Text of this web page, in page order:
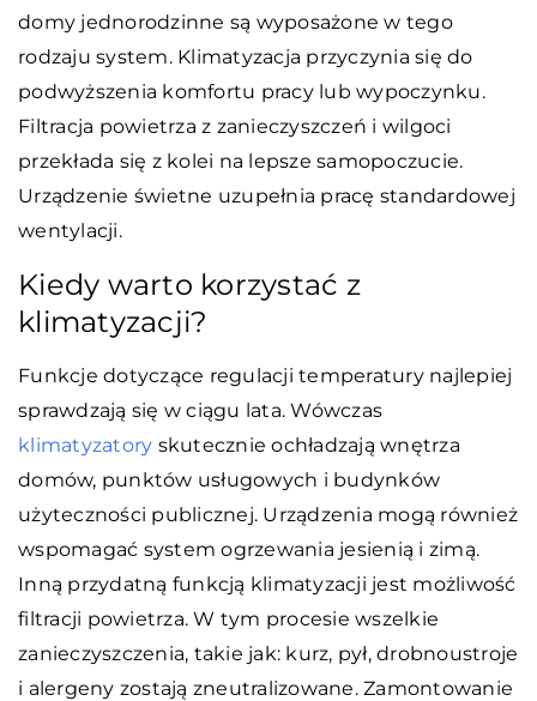
domy jednorodzinne są wyposażone w tego
rodzaju system. Klimatyzacja przyczynia się do
podwyższenia komfortu pracy lub wypoczynku.
Filtracja powietrza z zanieczyszczeń i wilgoci
przekłada się z kolei na lepsze samopoczucie.
Urządzenie świetne uzupełnia pracę standardowej
wentylacji.
Kiedy warto korzystać z
klimatyzacji?
Funkcje dotyczące regulacji temperatury najlepiej
sprawdzają się w ciągu lata. Wówczas
klimatyzatory skutecznie ochładzają wnętrza
domów, punktów usługowych i budynków
użyteczności publicznej. Urządzenia mogą również
wspomagać system ogrzewania jesienią i zimą.
Inną przydatną funkcją klimatyzacji jest możliwość
filtracji powietrza. W tym procesie wszelkie
zanieczyszczenia, takie jak: kurz, pył, drobnoustroje
i alergeny zostają zneutralizowane. Zamontowanie